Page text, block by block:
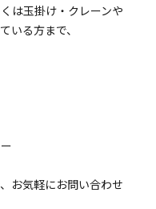
は玉掛け・クレーンや
いる方まで、
お気軽にお問い合わせ